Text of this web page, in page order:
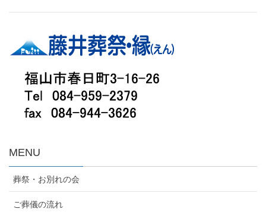
MENU
葬祭・お別れの会
ご葬儀の流れ